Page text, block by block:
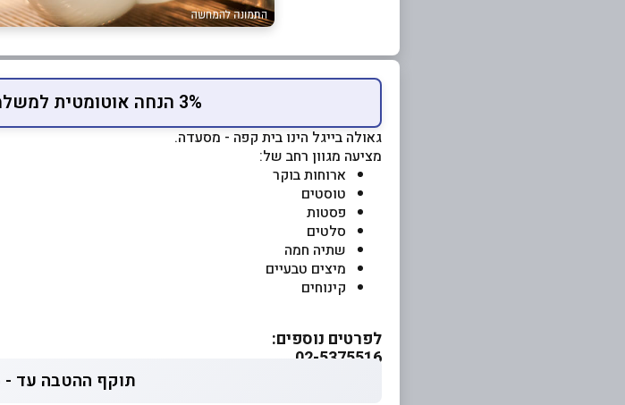
3% הנחה אוטומטית למשלמים בכרטיס המועדון
גאולה בייגל הינו בית קפה - מסעדה.
מציעה מגוון רחב של:
ארוחות בוקר
טוסטים
פסטות
סלטים
שתיה חמה
מיצים טבעיים
קינוחים
לפרטים נוספים:
02-5375516
תוקף ההטבה עד - 08.09.2026